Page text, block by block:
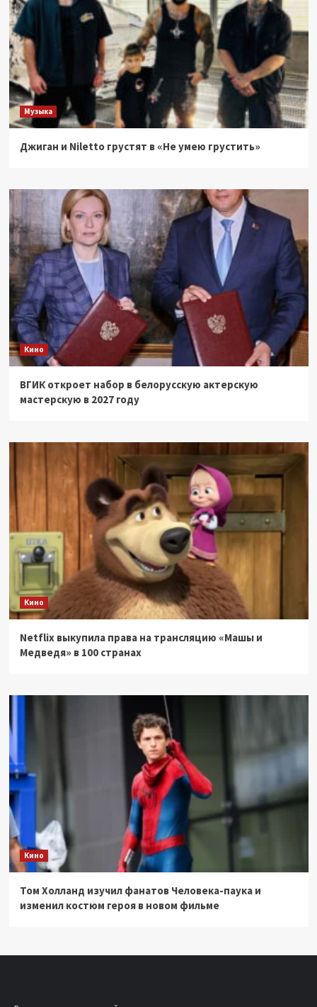
Музыка
Джиган и Niletto грустят в «Не умею грустить»
Кино
ВГИК откроет набор в белорусскую актерскую
мастерскую в 2027 году
Кино
Netflix выкупила права на трансляцию «Машы и
Медведя» в 100 странах
Кино
Том Холланд изучил фанатов Человека-паука и
изменил костюм героя в новом фильме